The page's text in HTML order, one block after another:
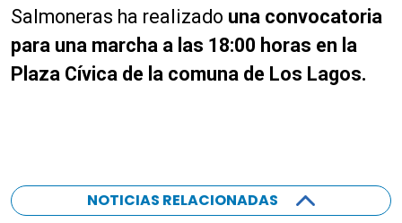
Salmoneras ha realizado una convocatoria
para una marcha a las 18:00 horas en la
Plaza Cívica de la comuna de Los Lagos.
NOTICIAS RELACIONADAS